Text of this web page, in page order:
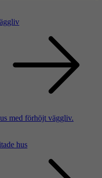
med förhöjt väggliv.
hus